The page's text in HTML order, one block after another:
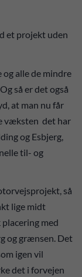
et projekt uden
og alle de mindre
så er det også
at man nu får
væksten det har
og Esbjerg,
til- og
så
lige midt
med
og grænsen. Det
igen vil
det i forvejen